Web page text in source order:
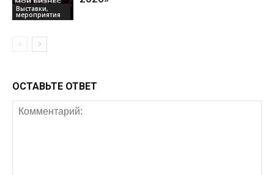
Выставки,
мероприятия
ОСТАВЬТЕ ОТВЕТ